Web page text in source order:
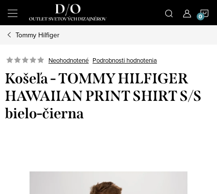
obsah
Tommy Hilfiger
Neohodnotené Podrobnosti hodnotenia
Košeľa - TOMMY HILFIGER
HAWAIIAN PRINT SHIRT S/S
bielo-čierna